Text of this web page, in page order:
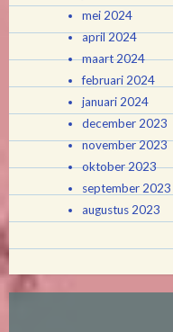
mei 2024
april 2024
maart 2024
februari 2024
januari 2024
december 2023
november 2023
oktober 2023
september 2023
augustus 2023